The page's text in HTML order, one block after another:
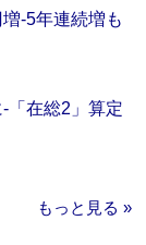
‐5年連続増も
「在総2」算定
もっと見る »